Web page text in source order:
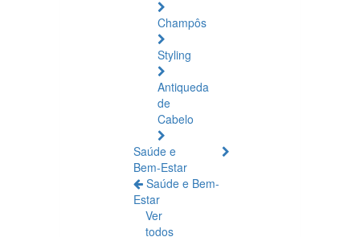
Champôs
Styling
Antiqueda
de
Cabelo
Saúde e
Bem-Estar
Saúde e Bem-
Estar
Ver
todos